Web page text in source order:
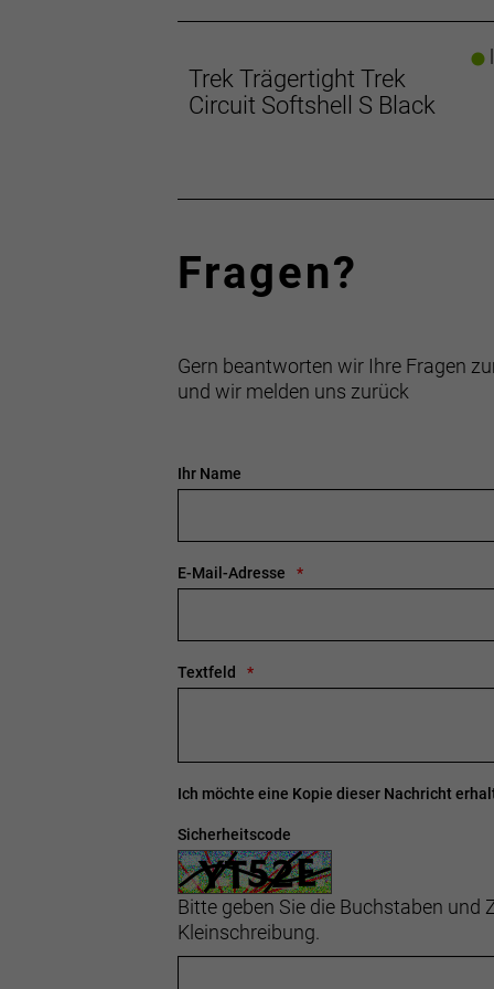
Trek Trägertight Trek
Circuit Softshell S Black
Fragen?
Gern beantworten wir Ihre Fragen
und wir melden uns zurück
Ihr Name
E-Mail-Adresse
Textfeld
Ich möchte eine Kopie dieser Nachricht
Sicherheitscode
Bitte geben Sie die Buchstaben und
Kleinschreibung.